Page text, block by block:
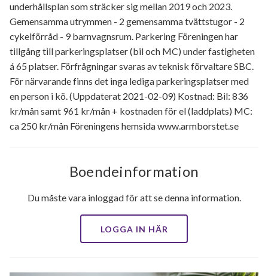
underhållsplan som sträcker sig mellan 2019 och 2023.
Gemensamma utrymmen - 2 gemensamma tvättstugor - 2
cykelförråd - 9 barnvagnsrum. Parkering Föreningen har
tillgång till parkeringsplatser (bil och MC) under fastigheten
á 65 platser. Förfrågningar svaras av teknisk förvaltare SBC.
För närvarande finns det inga lediga parkeringsplatser med
en person i kö. (Uppdaterat 2021-02-09) Kostnad: Bil: 836
kr/mån samt 961 kr/mån + kostnaden för el (laddplats) MC:
ca 250 kr/mån Föreningens hemsida www.armborstet.se
Boendeinformation
Du måste vara inloggad för att se denna information.
LOGGA IN HÄR